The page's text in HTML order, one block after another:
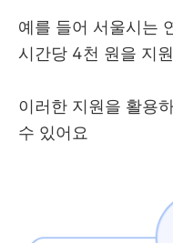
예를 들어 서울시는
시간당 4천 원을 지
이러한 지원을 활용
수 있어요